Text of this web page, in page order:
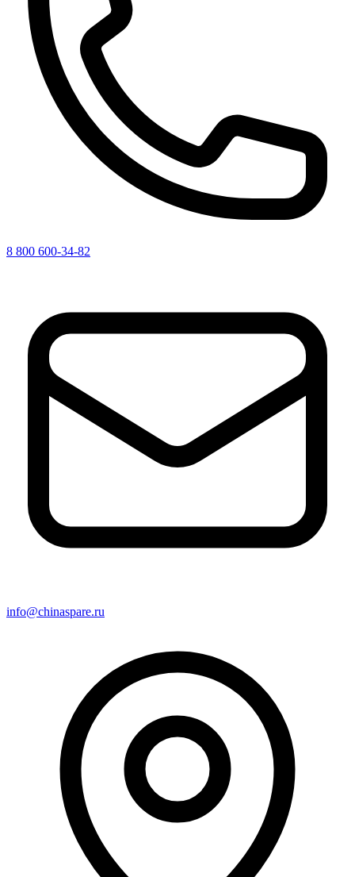
8 800 600-34-82
info@chinaspare.ru